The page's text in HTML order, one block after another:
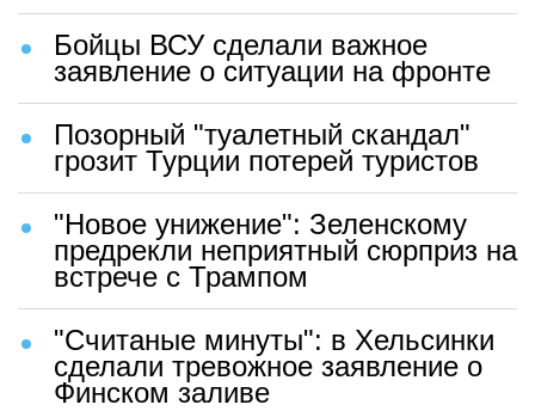
Бойцы ВСУ сделали важное
заявление о ситуации на фронте
Позорный "туалетный скандал"
грозит Турции потерей туристов
"Новое унижение": Зеленскому
предрекли неприятный сюрприз на
встрече с Трампом
"Считаные минуты": в Хельсинки
сделали тревожное заявление о
Финском заливе